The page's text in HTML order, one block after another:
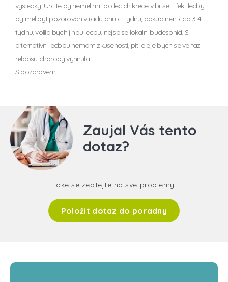
vysledky. Urcite by nemel mit po lecich krece v brise. Efekt lecby
by mel byt pozorovan v radu dnu ci tydnu, pokud neni cca 3-4
tydnu, volila bych jinou lecbu, nejspise lokalni budesonid. S
alternativni lecbou nemam zkusenosti, piti oleje bych se ve fazi
relapsu choroby vyhnula.
S pozdravem.
Zaujal Vás tento
dotaz?
Také se zeptejte na své problémy.
Položit dotaz do poradny